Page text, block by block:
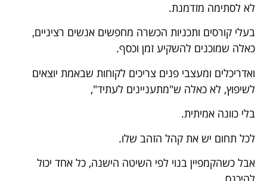
לא לסתימה מזדמנת.
בעלי קורסים ותכניות הכשרה מחפשים אנשים רציניים,
כאלה שמוכנים להשקיע זמן וכסף.
ואדריכלים ומעצבי פנים צריכים לקוחות שבאמת יוצאים
לשיפוץ, לא כאלה ש"מתעניינים לעתיד",
בלי כוונה אמיתית.
לכל תחום יש את קהל הזהב שלו.
אבל כשהקמפיין בנוי לפי השיטה הישנה, כל אחד יכול